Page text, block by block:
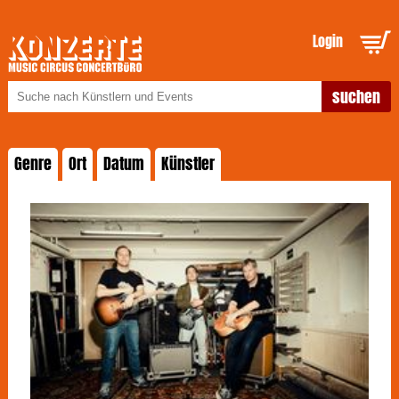
Login
Genre Ort Datum Künstler